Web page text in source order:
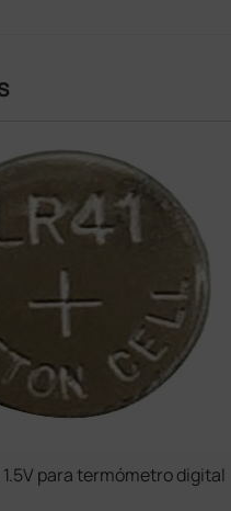
1.5V para termómetro digital